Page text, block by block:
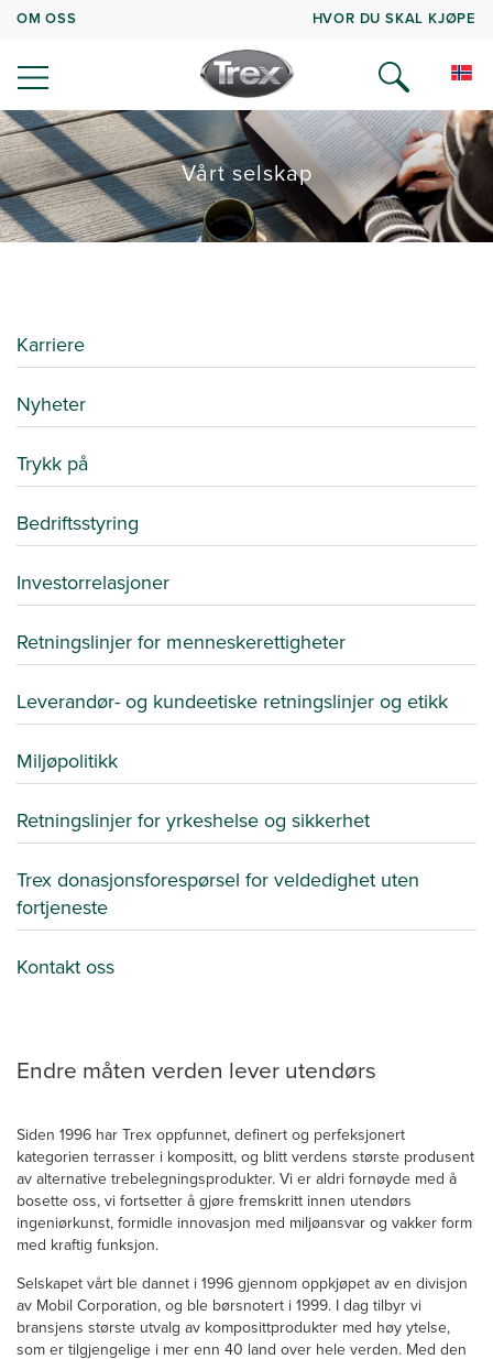
OM OSS HVOR DU SKAL KJØPE
Vårt selskap
Karriere
Nyheter
Trykk på
Bedriftsstyring
Investorrelasjoner
Retningslinjer for menneskerettigheter
Leverandør- og kundeetiske retningslinjer og etikk
Miljøpolitikk
Retningslinjer for yrkeshelse og sikkerhet
Trex donasjonsforespørsel for veldedighet uten
fortjeneste
Kontakt oss
Endre måten verden lever utendørs
Siden 1996 har Trex oppfunnet, definert og perfeksjonert
kategorien terrasser i kompositt, og blitt verdens største produsent
av alternative trebelegningsprodukter. Vi er aldri fornøyde med å
bosette oss, vi fortsetter å gjøre fremskritt innen utendørs
ingeniørkunst, formidle innovasjon med miljøansvar og vakker form
med kraftig funksjon.
Selskapet vårt ble dannet i 1996 gjennom oppkjøpet av en divisjon
av Mobil Corporation, og ble børsnotert i 1999. I dag tilbyr vi
bransjens største utvalg av komposittprodukter med høy ytelse,
som er tilgjengelige i mer enn 40 land over hele verden. Med den